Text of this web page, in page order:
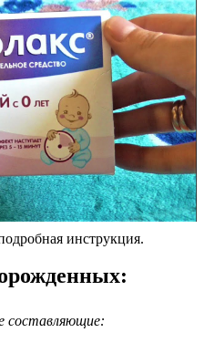
инструкция.
составляющие: